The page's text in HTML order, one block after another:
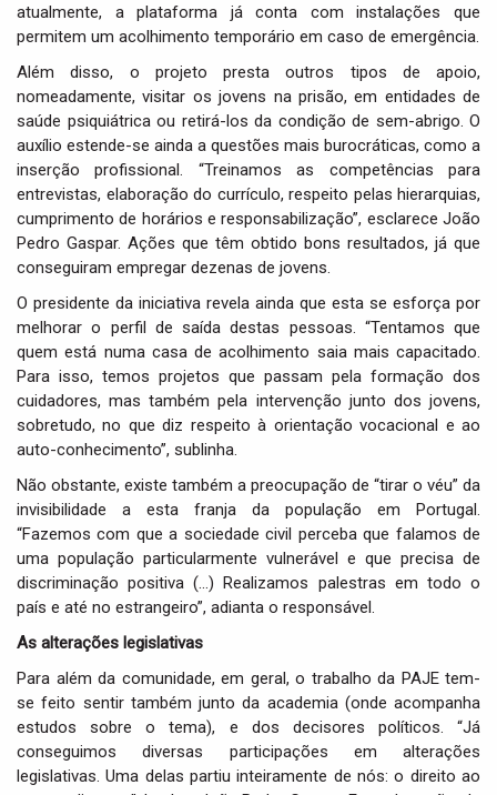
atualmente, a plataforma já conta com instalações que
permitem um acolhimento temporário em caso de emergência.
Além disso, o projeto presta outros tipos de apoio,
nomeadamente, visitar os jovens na prisão, em entidades de
saúde psiquiátrica ou retirá-los da condição de sem-abrigo. O
auxílio estende-se ainda a questões mais burocráticas, como a
inserção profissional. “Treinamos as competências para
entrevistas, elaboração do currículo, respeito pelas hierarquias,
cumprimento de horários e responsabilização”, esclarece João
Pedro Gaspar. Ações que têm obtido bons resultados, já que
conseguiram empregar dezenas de jovens.
O presidente da iniciativa revela ainda que esta se esforça por
melhorar o perfil de saída destas pessoas. “Tentamos que
quem está numa casa de acolhimento saia mais capacitado.
Para isso, temos projetos que passam pela formação dos
cuidadores, mas também pela intervenção junto dos jovens,
sobretudo, no que diz respeito à orientação vocacional e ao
auto-conhecimento”, sublinha.
Não obstante, existe também a preocupação de “tirar o véu” da
invisibilidade a esta franja da população em Portugal.
“Fazemos com que a sociedade civil perceba que falamos de
uma população particularmente vulnerável e que precisa de
discriminação positiva (…) Realizamos palestras em todo o
país e até no estrangeiro”, adianta o responsável.
As alterações legislativas
Para além da comunidade, em geral, o trabalho da PAJE tem-
se feito sentir também junto da academia (onde acompanha
estudos sobre o tema), e dos decisores políticos. “Já
conseguimos diversas participações em alterações
legislativas. Uma delas partiu inteiramente de nós: o direito ao